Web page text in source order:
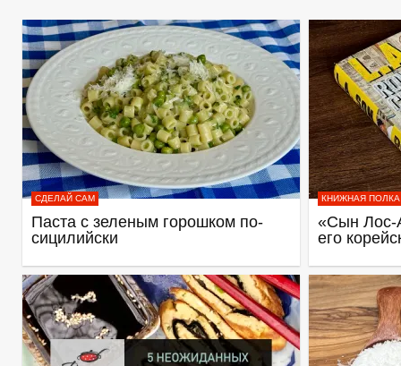
СДЕЛАЙ САМ
Паста с зеленым горошком по-
сицилийски
КНИЖНАЯ ПОЛКА
«Сын Лос-
его